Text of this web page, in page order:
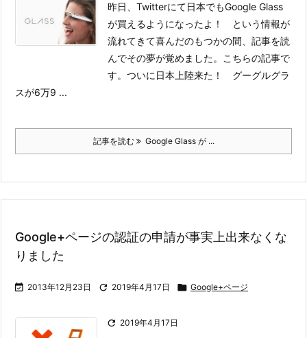
昨日、Twitterにて日本でもGoogle Glass
が買えるようになったよ！ という情報が
流れてきて喜んだのもつかの間、記事を読
んでその夢が覚めました。こちらの記事で
す。ついに日本上陸来た！ グーグルグラ
スが6万9 ...
記事を読む Google Glass が ...
Google+ページの認証の申請が事実上出来なくな
りました
 2013年12月23日  2019年4月17日  Google+ページ
 2019年4月17日